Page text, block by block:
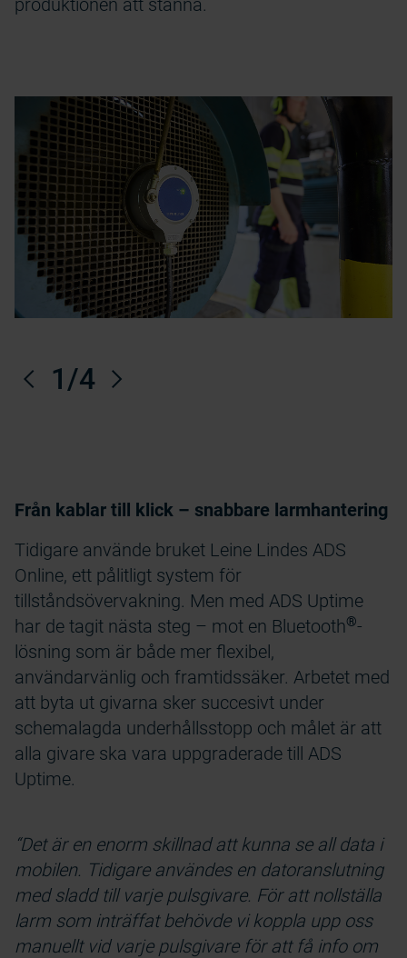
produktionen att stanna.
Tidigare
1/4
Från kablar till klick – snabbare larmhantering
Tidigare använde bruket Leine Lindes ADS
Online, ett pålitligt system för
tillståndsövervakning. Men med ADS Uptime
har de tagit nästa steg – mot en Bluetooth®-
lösning som är både mer flexibel,
användarvänlig och framtidssäker. Arbetet med
att byta ut givarna sker succesivt under
schemalagda underhållsstopp och målet är att
alla givare ska vara uppgraderade till ADS
Uptime.
“Det är en enorm skillnad att kunna se all data i
mobilen. Tidigare användes en datoranslutning
med sladd till varje pulsgivare. För att nollställa
larm som inträffat behövde vi koppla upp oss
manuellt vid varje pulsgivare för att få info om